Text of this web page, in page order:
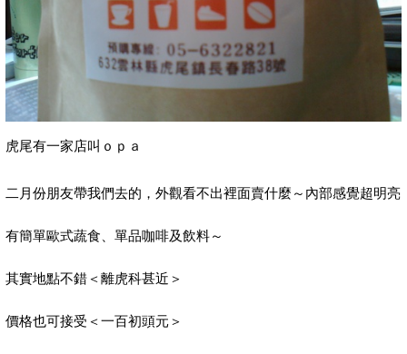
虎尾有一家店叫ｏｐａ
二月份朋友帶我們去的，外觀看不出裡面賣什麼～內部感覺超明亮
有簡單歐式蔬食、單品咖啡及飲料～
其實地點不錯＜離虎科甚近＞
價格也可接受＜一百初頭元＞